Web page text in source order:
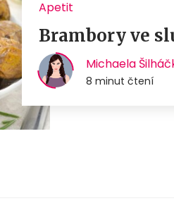
Apetit
Brambory ve
Michaela
8 minut čtení